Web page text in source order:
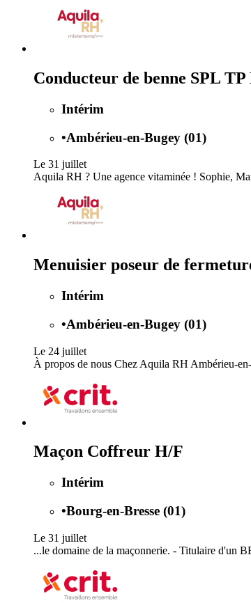
Conducteur de benne SPL TP
Intérim
•Ambérieu-en-Bugey (01)
Le 31 juillet
Aquila RH ? Une agence vitaminée ! Sophie,
Menuisier poseur de
Intérim
•Ambérieu-en-Bugey (01)
Le 24 juillet
À propos de nous Chez Aquila RH Ambérieu-
Maçon Coffreur H/F
Intérim
•Bourg-en-Bresse (01)
Le 31 juillet
...le domaine de la maçonnerie. - Titulaire d'un